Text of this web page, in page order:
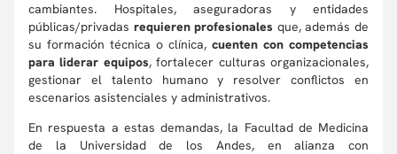
cambiantes. Hospitales, aseguradoras y entidades
públicas/privadas requieren profesionales que, además de
su formación técnica o clínica, cuenten con competencias
para liderar equipos, fortalecer culturas organizacionales,
gestionar el talento humano y resolver conflictos en
escenarios asistenciales y administrativos.
En respuesta a estas demandas, la Facultad de Medicina
de la Universidad de los Andes, en alianza con